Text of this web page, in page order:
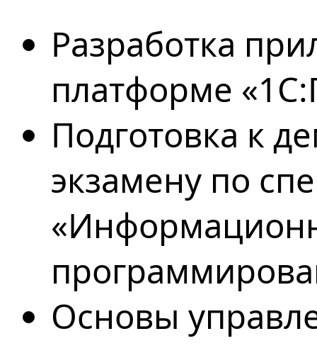
Разработка
платформе
Подготовка к
экзамену по
Основы